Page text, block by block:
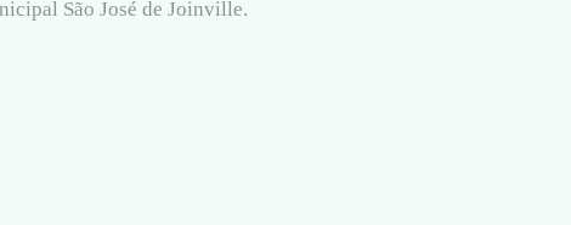
São José de Joinville.